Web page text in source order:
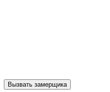
Вызвать замерщика